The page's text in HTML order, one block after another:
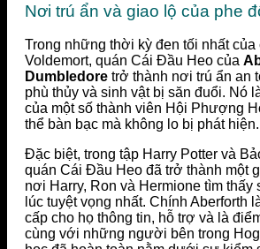
Nơi trú ẩn và giao lộ của phe
Trong những thời kỳ đen tối nhất của
Voldemort, quán Cái Đầu Heo của
Dumbledore trở thành nơi trú ẩn an
phù thủy và sinh vật bị săn đuổi. Nó
của một số thành viên Hội Phượng
thể bàn bạc mà không lo bị phát hiện.
Đặc biệt, trong tập Harry Potter và
quán Cái Đầu Heo đã trở thành một
nơi Harry, Ron và Hermione tìm
lúc tuyệt vọng nhất. Chính Aberforth
cấp cho họ thông tin, hỗ trợ và là
cùng với những người bên trong